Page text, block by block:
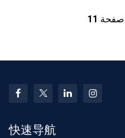
صفحة 11
快速导航